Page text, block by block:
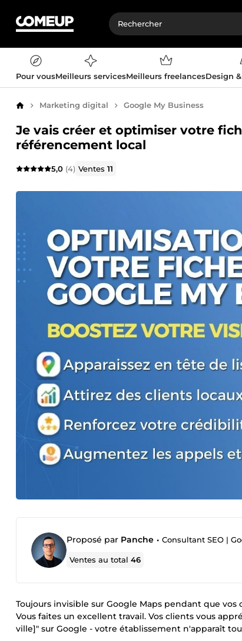
Pour vousMeilleurs servicesMeilleurs freelancesDesign
AccueilMarketing digital Google My Business
Je vais créer et optimiser votre
référencement local
5,0 (4) Ventes11
Proposé par Panche • Consultant SEO |
Ventes au total46
Toujours invisible sur Google Maps pendant que
Vous faites un excellent travail. Vos clients vous
ville]" sur Google - votre établissement n'apparaît